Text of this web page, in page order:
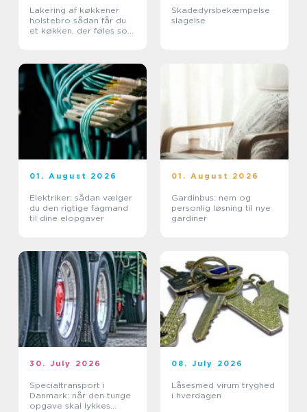
Lakering af køkkener
holstebro sådan får du
et køkken, der føles som
Skadedyrsbekæmpelse
slagelse
01. August 2026
Elektriker: sådan vælger
du den rigtige fagmand
til dine elopgaver
01. August 2026
Gardinbus: nem og
personlig løsning til nye
gardiner
30. July 2026
Specialtransport i
Danmark: når den tunge
opgave skal lykkes
08. July 2026
Låsesmed virum tryghed
i hverdagen